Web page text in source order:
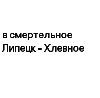
смертельное
Липецк - Хлевное